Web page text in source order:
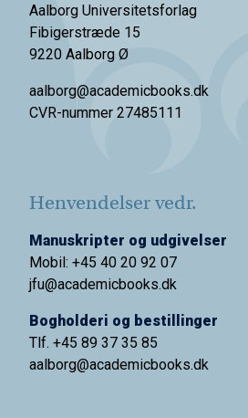
Aalborg Universitetsforlag
Fibigerstræde 15
9220 Aalborg Ø
aalborg@academicbooks.dk
CVR-nummer 27485111
Henvendelser vedr.
Manuskripter og udgivelser
Mobil: +45 40 20 92 07
jfu@academicbooks.dk
Bogholderi og bestillinger
Tlf. +45 89 37 35 85
aalborg@academicbooks.dk